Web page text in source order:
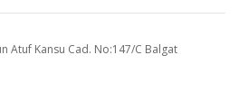
Atuf Kansu Cad. No:147/C Balgat